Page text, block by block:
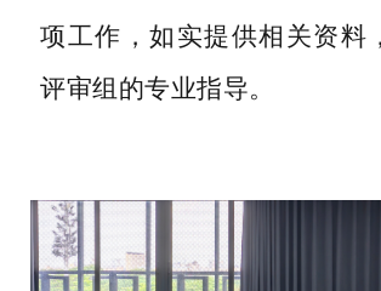
项工作，如实提供相关资料
评审组的专业指导。